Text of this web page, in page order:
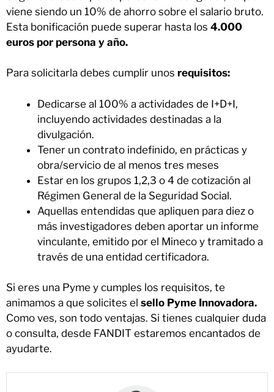
viene siendo un 10% de ahorro sobre el salario bruto.
Esta bonificación puede superar hasta los 4.000
euros por persona y año.
Para solicitarla debes cumplir unos requisitos:
Dedicarse al 100% a actividades de I+D+I,
incluyendo actividades destinadas a la
divulgación.
Tener un contrato indefinido, en prácticas y
obra/servicio de al menos tres meses
Estar en los grupos 1,2,3 o 4 de cotización al
Régimen General de la Seguridad Social.
Aquellas entendidas que apliquen para diez o
más investigadores deben aportar un informe
vinculante, emitido por el Mineco y tramitado a
través de una entidad certificadora.
Si eres una Pyme y cumples los requisitos, te
animamos a que solicites el sello Pyme Innovadora.
Como ves, son todo ventajas. Si tienes cualquier duda
o consulta, desde FANDIT estaremos encantados de
ayudarte.